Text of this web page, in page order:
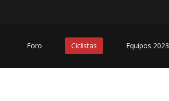
Foro Ciclistas Equipos 2023